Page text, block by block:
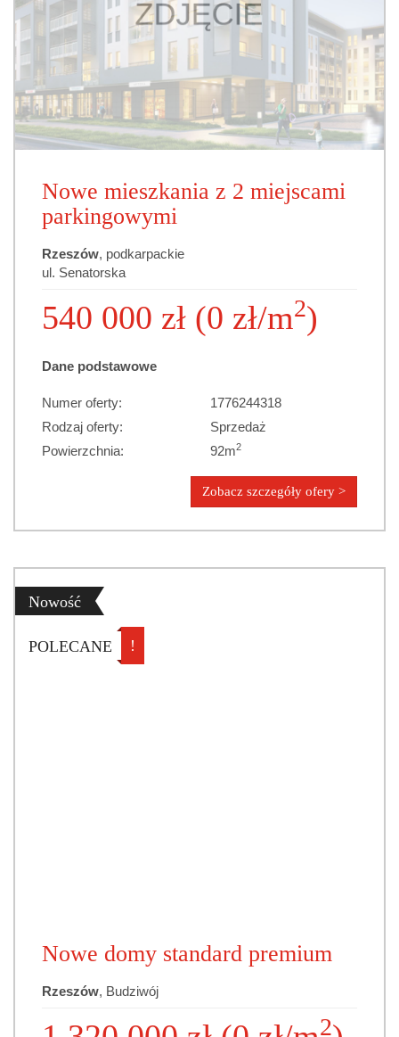
Nowe mieszkania z 2 miejscami
parkingowymi
Rzeszów, podkarpackie
ul. Senatorska
540 000 zł (0 zł/m2)
Dane podstawowe
Numer oferty:
1776244318
Rodzaj oferty:
Sprzedaż
Powierzchnia:
92m2
Zobacz szczegóły ofery >
Nowość
POLECANE !
Nowe domy standard premium
Rzeszów, Budziwój
2